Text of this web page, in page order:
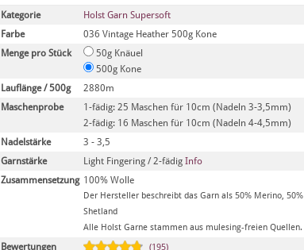
Kategorie
Holst Garn Supersoft
Farbe
036 Vintage Heather 500g Kone
Menge pro Stück
50g Knäuel
500g Kone
Lauflänge / 500g
2880m
Maschenprobe
1-fädig: 25 Maschen für 10cm (Nadeln 3-3,5mm)
2-fädig: 16 Maschen für 10cm (Nadeln 4-4,5mm)
Nadelstärke
3 - 3,5
Garnstärke
Light Fingering / 2-fädig Info
Zusammensetzung 100% Wolle
Der Hersteller beschreibt das Garn als 50% Merino, 50%
Shetland
Alle Holst Garne stammen aus mulesing-freien Quellen.
Bewertungen (195)